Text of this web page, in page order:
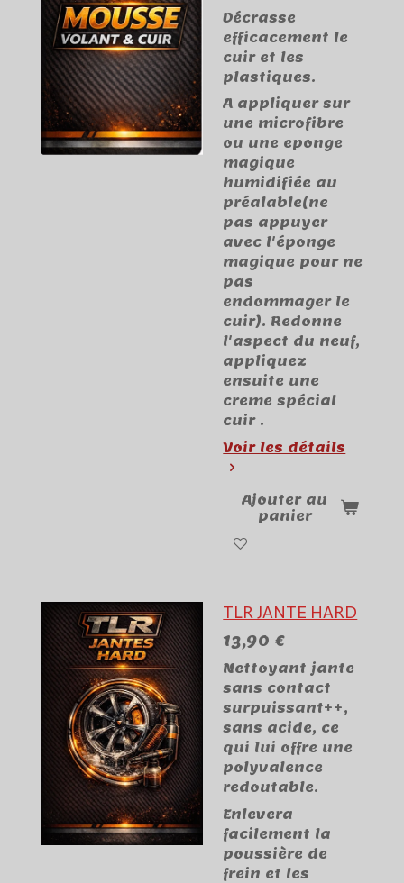
Décrasse
efficacement le
cuir et les
plastiques.
A appliquer sur
une microfibre
ou une eponge
magique
humidifiée au
préalable(ne
pas appuyer
avec l'éponge
magique pour ne
pas
endommager le
cuir). Redonne
l'aspect du neuf,
appliquez
ensuite une
creme spécial
cuir .
Voir les détails
Ajouter au
panier
TLR JANTE HARD
13,90 €
Nettoyant jante
sans contact
surpuissant++,
sans acide, ce
qui lui offre une
polyvalence
redoutable.
Enlevera
facilement la
poussière de
frein et les